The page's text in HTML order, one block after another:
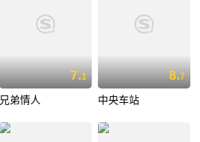
7.1
兄弟情人
8.7
中央车站